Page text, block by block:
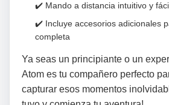
✔️ Mando a distancia intuitivo y
✔️ Incluye accesorios adicionales
completa
Ya seas un principiante o un
Atom es tu compañero perfecto
capturar esos momentos